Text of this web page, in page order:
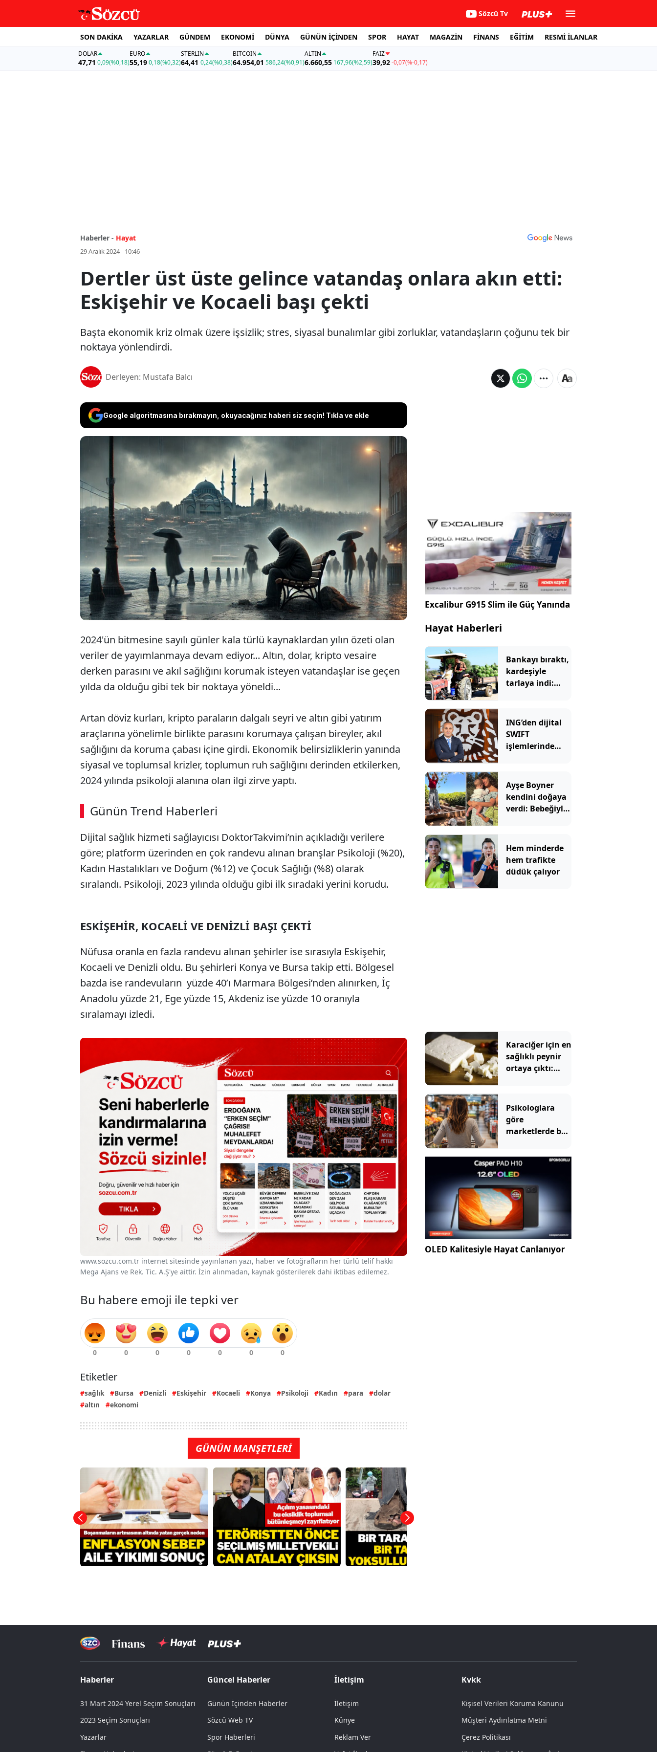
Sözcü Tv
SON DAKİKA YAZARLAR GÜNDEM EKONOMİ DÜNYA GÜNÜN İÇİNDEN SPOR HAYAT MAGAZİN FİNANS EĞİTİM RESMİ İLANLAR
DOLAR
47,71 0,09(%0,18)
EURO
55,19 0,18(%0,32)
STERLIN
64,41 0,24(%0,38)
BITCOIN
64.954,01 586,24(%0,91)
ALTIN
6.660,55 167,96(%2,59)
FAİZ
39,92-0,07(%-0,17)
Haberler - Hayat
29 Aralık 2024 - 10:46
Dertler üst üste gelince vatandaş onlara akın etti:
Eskişehir ve Kocaeli başı çekti
Başta ekonomik kriz olmak üzere işsizlik; stres, siyasal bunalımlar gibi zorluklar, vatandaşların çoğunu tek bir
noktaya yönlendirdi.
Derleyen: Mustafa Balcı
Google algoritmasına bırakmayın, okuyacağınız haberi siz seçin! Tıkla ve ekle
Başta ekonomik kriz olmak üzere işsizlik; stres,
siyasal bunalımlar gibi zorluklar, vatandaşların
çoğunu tek bir noktaya yönlendirdi.
2024'ün bitmesine sayılı günler kala türlü kaynaklardan yılın özeti olan
veriler de yayımlanmaya devam ediyor... Altın, dolar, kripto vesaire
derken parasını ve akıl sağlığını korumak isteyen vatandaşlar ise geçen
yılda da olduğu gibi tek bir noktaya yöneldi...
Artan döviz kurları, kripto paraların dalgalı seyri ve altın gibi yatırım
araçlarına yönelimle birlikte parasını korumaya çalışan bireyler, akıl
sağlığını da koruma çabası içine girdi. Ekonomik belirsizliklerin yanında
siyasal ve toplumsal krizler, toplumun ruh sağlığını derinden etkilerken,
2024 yılında psikoloji alanına olan ilgi zirve yaptı.
Günün Trend Haberleri
00:02 / 08:43
Sesi Aç
Dijital sağlık hizmeti sağlayıcısı DoktorTakvimi’nin açıkladığı verilere
göre; platform üzerinden en çok randevu alınan branşlar Psikoloji (%20),
Kadın Hastalıkları ve Doğum (%12) ve Çocuk Sağlığı (%8) olarak
sıralandı. Psikoloji, 2023 yılında olduğu gibi ilk sıradaki yerini korudu.
ESKİŞEHİR, KOCAELİ VE DENİZLİ BAŞI ÇEKTİ
Nüfusa oranla en fazla randevu alınan şehirler ise sırasıyla Eskişehir,
Kocaeli ve Denizli oldu. Bu şehirleri Konya ve Bursa takip etti. Bölgesel
bazda ise randevuların yüzde 40’ı Marmara Bölgesi’nden alınırken, İç
Anadolu yüzde 21, Ege yüzde 15, Akdeniz ise yüzde 10 oranıyla
sıralamayı izledi.
www.sozcu.com.tr internet sitesinde yayınlanan yazı, haber ve fotoğrafların her türlü telif hakkı
Mega Ajans ve Rek. Tic. A.Ş'ye aittir. İzin alınmadan, kaynak gösterilerek dahi iktibas edilemez.
Bu habere emoji ile tepki ver
Etiketler
sağlık Bursa Denizli Eskişehir Kocaeli Konya Psikoloji Kadın para
dolar
altın
ekonomi
GÜNÜN MANŞETLERİ
Excalibur G915 Slim ile Güç Yanında
Hayat Haberleri
Bankayı bıraktı,
kardeşiyle
tarlaya indi:
ING’den dijital
SWIFT
işlemlerinde
Ayşe Boyner
kendini doğaya
verdi: Bebeğiyle
Hem minderde
hem trafikte
düdük çalıyor
Karaciğer için en
sağlıklı peynir
ortaya çıktı:
Psikologlara
göre
marketlerde bu
çalıyormuş
OLED Kalitesiyle Hayat Canlanıyor
Haberler
31 Mart 2024 Yerel Seçim Sonuçları
2023 Seçim Sonuçları
Yazarlar
Güncel Haberler
Günün İçinden Haberler
Sözcü Web TV
Spor Haberleri
İletişim
İletişim
Künye
Reklam Ver
Kvkk
Kişisel Verileri Koruma Kanunu
Müşteri Aydınlatma Metni
Çerez Politikası